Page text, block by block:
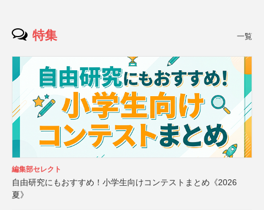
特集 一覧
編集部セレクト
自由研究にもおすすめ！小学生向けコンテストまとめ《2026
夏》